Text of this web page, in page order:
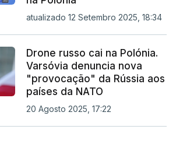
atualizado 12 Setembro 2025, 18:34
Drone russo cai na Polónia.
Varsóvia denuncia nova
"provocação" da Rússia aos
países da NATO
20 Agosto 2025, 17:22